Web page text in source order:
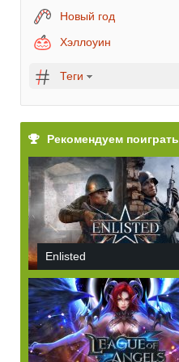
Новый год
Хэллоуин
Теги
Рекомендуем поиграть
Enlisted